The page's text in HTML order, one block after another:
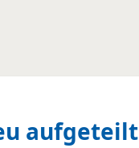
aufgeteilt